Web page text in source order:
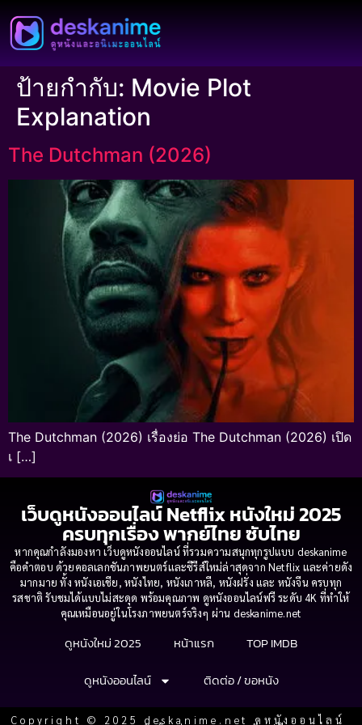
ป้ายกำกับ: Movie Plot
Explanation
The Dutchman (2026)
The Dutchman (2026) เรื่องย่อ The Dutchman (2026) เปิด
เ […]
เว็บดูหนังออนไลน์ Netflix หนังใหม่ 2025
ครบทุกเรื่อง พากย์ไทย ซับไทย
หากคุณกำลังมองหา เว็บดูหนังออนไลน์ ที่รวมความสนุกทุกรูปแบบ deskanime
คือคำตอบ ด้วยคอลเลกชันภาพยนตร์และซีรีส์ใหม่ล่าสุดจาก Netflix และค่ายดัง
มากมาย ทั้ง หนังเอเชีย, หนังไทย, หนังเกาหลี, หนังฝรั่ง และ หนังจีน ครบทุก
รสชาติ รับชมได้แบบไม่สะดุด พร้อมคุณภาพ ดูหนังออนไลน์ฟรี ระดับ 4K ที่ทำให้
คุณเหมือนอยู่ในโรงภาพยนตร์จริงๆ ผ่าน deskanime.net
ดูหนังใหม่ 2025 หน้าแรก
TOP IMDB
ดูหนังออนไลน์
ติดต่อ / ขอหนัง
Copyright © 2025 deskanime.net ดูหนังออนไลน์